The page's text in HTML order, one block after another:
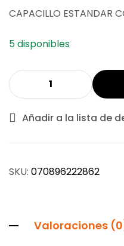
CAPACILLO ESTANDAR
5 disponibles
Añadir a la lista de
SKU: 070896222862
Valoraciones